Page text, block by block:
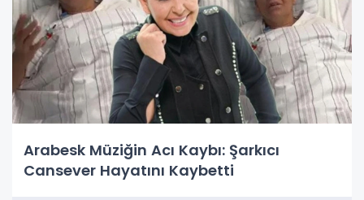
Arabesk Müziğin Acı Kaybı: Şarkıcı
Cansever Hayatını Kaybetti